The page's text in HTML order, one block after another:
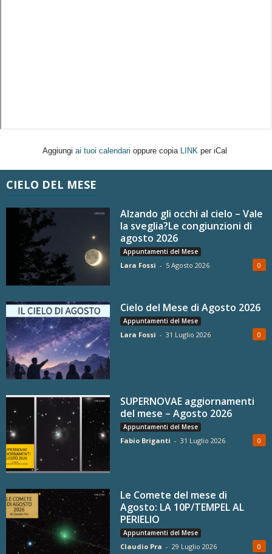
Aggiungi ai tuoi calendari oppure copia LINK per iCal
CIELO DEL MESE
Alzando gli occhi al cielo – Vale
la sveglia?Le congiunzioni di
agosto 2026
Appuntamenti del Mese
Lara Fossi - 5 Agosto 2026 0
Cielo del Mese di Agosto 2026
Appuntamenti del Mese
Lara Fossi - 31 Luglio 2026 0
SUPERNOVAE aggiornamenti
del mese – Agosto 2026
Appuntamenti del Mese
Fabio Briganti - 31 Luglio 2026 0
Le Comete del mese di
Agosto: LA 10P/TEMPEL AL
PERIELIO
Appuntamenti del Mese
Claudio Pra - 29 Luglio 2026 0